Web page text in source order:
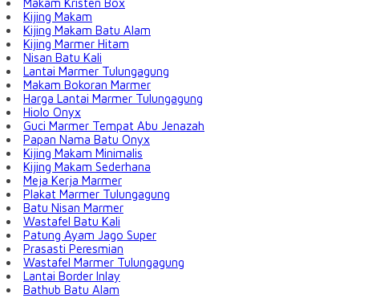
Makam Kristen Box
Kijing Makam
Kijing Makam Batu Alam
Kijing Marmer Hitam
Nisan Batu Kali
Lantai Marmer Tulungagung
Makam Bokoran Marmer
Harga Lantai Marmer Tulungagung
Hiolo Onyx
Guci Marmer Tempat Abu Jenazah
Papan Nama Batu Onyx
Kijing Makam Minimalis
Kijing Makam Sederhana
Meja Kerja Marmer
Plakat Marmer Tulungagung
Batu Nisan Marmer
Wastafel Batu Kali
Patung Ayam Jago Super
Prasasti Peresmian
Wastafel Marmer Tulungagung
Lantai Border Inlay
Bathub Batu Alam